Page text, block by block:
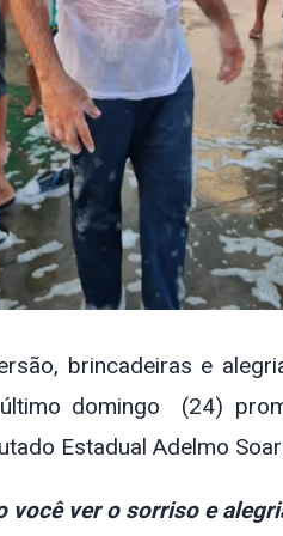
brincadeiras e
domingo (24)
Estadual Adelmo
você ver o sorriso e